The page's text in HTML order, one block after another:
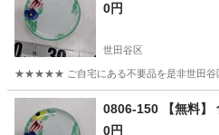
0円
世田谷区
★★★★★ ご自宅にある不要品を是非世田谷区
東京 世田谷区 小皿
0806-150 【無料
0円